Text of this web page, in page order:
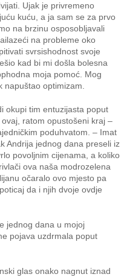
Ujak je privremeno
kuću, a ja sam se za prvo
na brzinu osposobljavali
na probleme oko
svrsishodnost svoje
kad bi mi došla bolesna
moja pomoć. Mog
optimizam.
okupi tim entuzijasta poput
ratom opustošeni kraj –
poduhvatom. – Imat
Andrija jednog dana preseli iz
povoljnim cijenama, a koliko
ova naša modrozelena
očaralo ovo mjesto pa
da i njih dvoje ovdje
jednog dana u mojoj
pojava uzdrmala poput
glas onako nagnut iznad